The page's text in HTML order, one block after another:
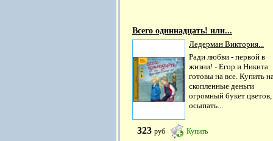
Всего одиннадцать! или...
Ледерман Виктория...
Ради любви - первой в
жизни! - Егор и Никита
готовы на все. Купить
скопленные деньги
огромный букет цветов,
осыпать...
323 руб Купить